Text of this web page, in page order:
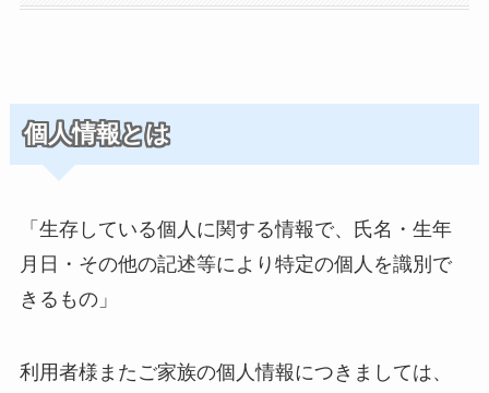
個人情報とは
「生存している個人に関する情報で、氏名・生年
月日・その他の記述等により特定の個人を識別で
きるもの」
利用者様またご家族の個人情報につきましては、